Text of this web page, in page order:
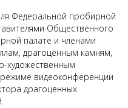
Федеральной пробирной
Общественного
палате и членами
драгоценным камням,
художественным
видеоконференции
драгоценных